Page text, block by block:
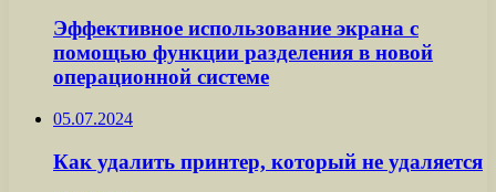
Эффективное использование экрана с
помощью функции разделения в новой
операционной системе
05.07.2024
Как удалить принтер, который не удаляется